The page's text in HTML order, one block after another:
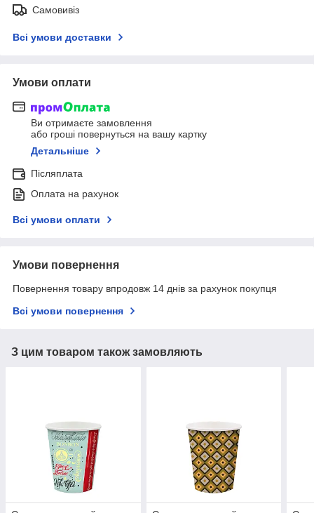
Самовивіз
Всі умови доставки
Умови оплати
Ви отримаєте замовлення
або гроші повернуться на вашу картку
Детальніше
Післяплата
Оплата на рахунок
Всі умови оплати
Умови повернення
Повернення товару впродовж 14 днів за рахунок покупця
Всі умови повернення
З цим товаром також замовляють